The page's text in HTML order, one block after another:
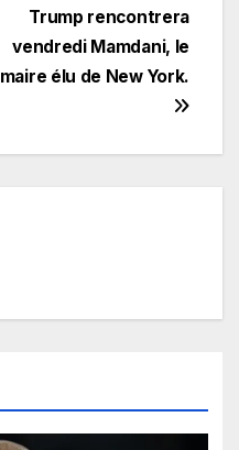
Trump rencontrera
vendredi Mamdani, le
maire élu de New York.